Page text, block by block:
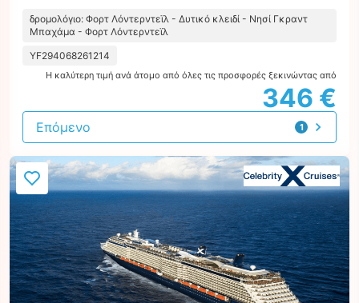
δρομολόγιο: Φορτ Λόντερντεϊλ - Δυτικό κλειδί - Νησί Γκραντ
Μπαχάμα - Φορτ Λόντερντεϊλ
YF294068261214
Η καλύτερη τιμή ανά άτομο από όλες τις προσφορές ξεκινώντας από
346 €
1
προσφορά
Επόμενο